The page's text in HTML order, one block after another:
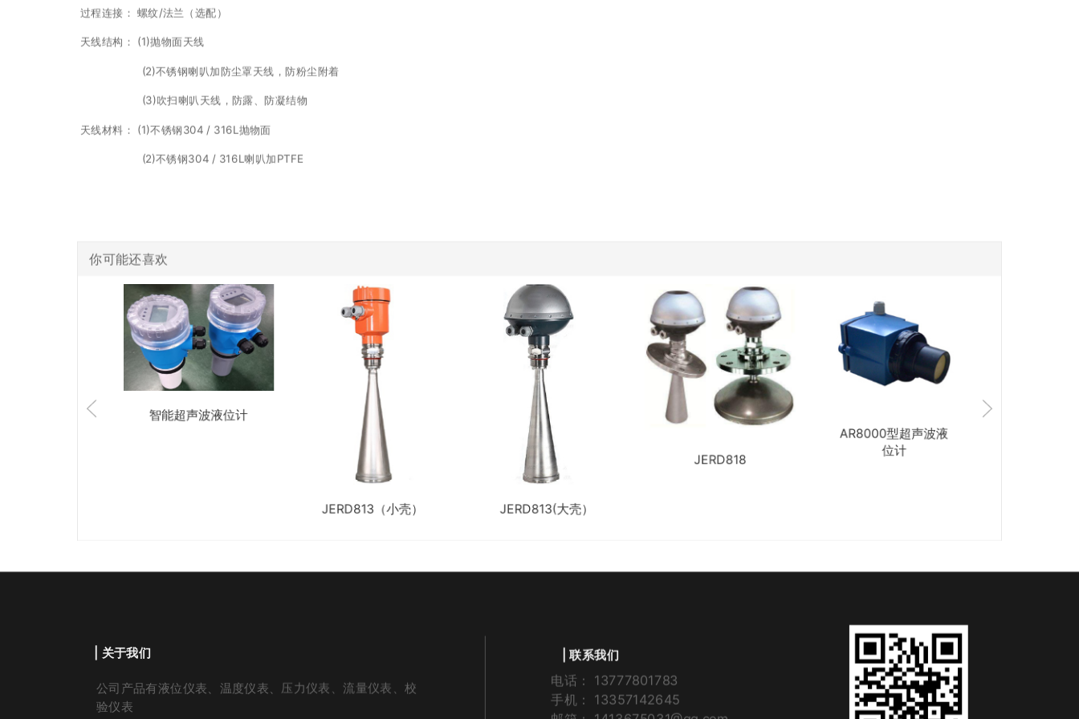
过程连接： 螺纹/法兰（选配）
天线结构： (1)抛物面天线
(2)不锈钢喇叭加防尘罩天线，防粉尘附着
(3)吹扫喇叭天线，防露、防凝结物
天线材料： (1)不锈钢304 / 316L抛物面
(2)不锈钢304 / 316L喇叭加PTFE
你可能还喜欢
智能超声波液位计
JERD813（小壳） JERD813(大壳）
AR8000型超声波液
智能型雷达物位计
| 联系我们
电话： 13777801783
手机： 13357142645
| 关于我们
公司产品有液位仪表、温度仪表、压力仪表、流量仪表、校
验仪表